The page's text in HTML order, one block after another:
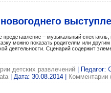
– музыкальный спектакль,
можно показать родителям или
деятельности. Сценарий содержит
детских развлечений | Педагог:
| Дата: 30.08.2014 Комментарии